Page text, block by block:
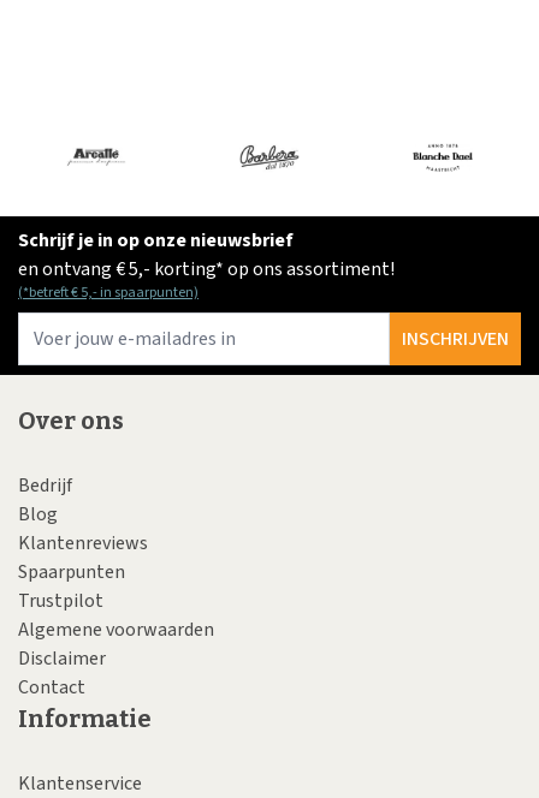
Schrijf je in op onze nieuwsbrief
en ontvang € 5,- korting* op ons assortiment!
(*betreft € 5,- in spaarpunten)
INSCHRIJVEN
Over ons
Bedrijf
Blog
Klantenreviews
Spaarpunten
Trustpilot
Algemene voorwaarden
Disclaimer
Contact
Informatie
Klantenservice